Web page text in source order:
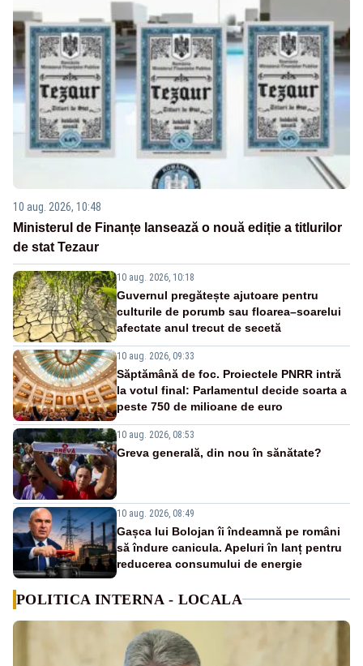
10 aug. 2026, 10:48
Ministerul de Finanțe lansează o nouă ediție a titlurilor
de stat Tezaur
10 aug. 2026, 10:18
Guvernul pregătește ajutoare pentru
culturile de porumb sau floarea–soarelui
afectate anul trecut de secetă
10 aug. 2026, 09:33
Săptămână de foc. Proiectele PNRR intră
la votul final: Parlamentul decide soarta a
peste 750 de milioane de euro
10 aug. 2026, 08:53
Greva generală, din nou în sănătate?
10 aug. 2026, 08:49
Gașca lui Bolojan îi îndeamnă pe români
să îndure canicula. Apeluri în lanț pentru
reducerea consumului de energie
POLITICA INTERNA - LOCALA